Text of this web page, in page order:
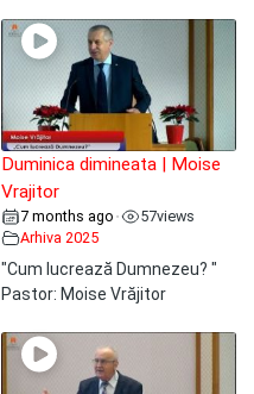
Duminica dimineata | Moise
Vrajitor
7 months ago • 57views
Arhiva 2025
"Cum lucrează Dumnezeu? "
Pastor: Moise Vrăjitor